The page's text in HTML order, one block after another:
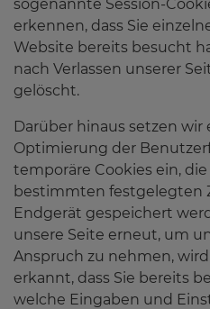
sogenannte Session-
erkennen, dass Sie
Website bereits besucht
nach Verlassen unserer
gelöscht.
Darüber hinaus setzen wir
Optimierung der
temporäre Cookies ein,
bestimmten festgelegten
Endgerät gespeichert
unsere Seite erneut, um
Anspruch zu nehmen,
erkannt, dass Sie bereits
welche Eingaben und